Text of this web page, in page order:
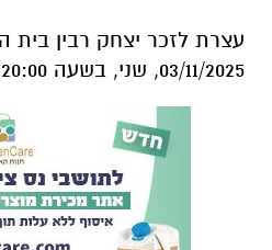
עצרת לזכר יצחק רבין בית
03/11/2025, שני, בשעה 20:00.